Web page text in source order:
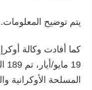
يتم توضيح المعلومات.
المسلحة الأوكرانية